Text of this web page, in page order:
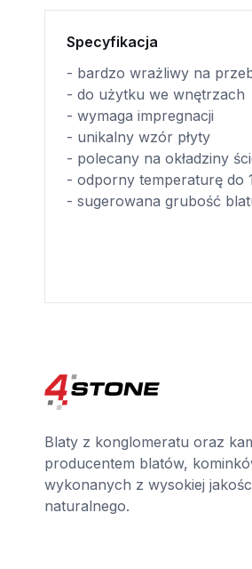
Specyfikacja
- bardzo wrażliwy na
- do użytku we wnętrzach
- wymaga impregnacji
- unikalny wzór płyty
- polecany na okładziny
- odporny temperaturę do
- sugerowana grubość
Blaty z konglomeratu oraz
producentem blatów,
wykonanych z wysokiej
naturalnego.